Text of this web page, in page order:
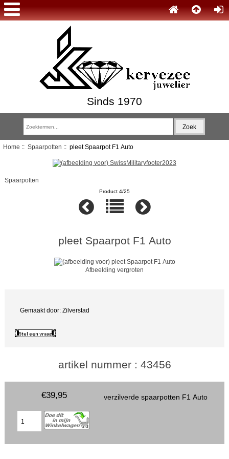
Sinds 1970
Home :: Spaarpotten :: pleet Spaarpot F1 Auto
Spaarpotten
Product 4/25
pleet Spaarpot F1 Auto
Afbeelding vergroten
Gemaakt door: Zilverstad
artikel nummer : 43456
verzilverde spaarpotten F1 Auto
€39,95